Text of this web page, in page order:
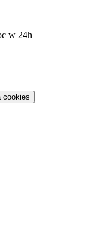
w 24h
cookies